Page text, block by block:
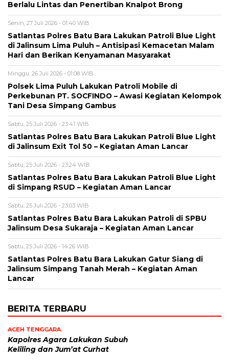
Berlalu Lintas dan Penertiban Knalpot Brong
Senin, 27 Juli 2026 - 01:40 WIB
Satlantas Polres Batu Bara Lakukan Patroli Blue Light
di Jalinsum Lima Puluh – Antisipasi Kemacetan Malam
Hari dan Berikan Kenyamanan Masyarakat
Minggu, 26 Juli 2026 - 01:08 WIB
Polsek Lima Puluh Lakukan Patroli Mobile di
Perkebunan PT. SOCFINDO – Awasi Kegiatan Kelompok
Tani Desa Simpang Gambus
Sabtu, 25 Juli 2026 - 23:41 WIB
Satlantas Polres Batu Bara Lakukan Patroli Blue Light
di Jalinsum Exit Tol 50 – Kegiatan Aman Lancar
Sabtu, 25 Juli 2026 - 23:24 WIB
Satlantas Polres Batu Bara Lakukan Patroli Blue Light
di Simpang RSUD – Kegiatan Aman Lancar
Sabtu, 25 Juli 2026 - 23:03 WIB
Satlantas Polres Batu Bara Lakukan Patroli di SPBU
Jalinsum Desa Sukaraja – Kegiatan Aman Lancar
Sabtu, 25 Juli 2026 - 14:26 WIB
Satlantas Polres Batu Bara Lakukan Gatur Siang di
Jalinsum Simpang Tanah Merah – Kegiatan Aman
Lancar
BERITA TERBARU
ACEH TENGGARA
Kapolres Agara Lakukan Subuh
Keliling dan Jum’at Curhat